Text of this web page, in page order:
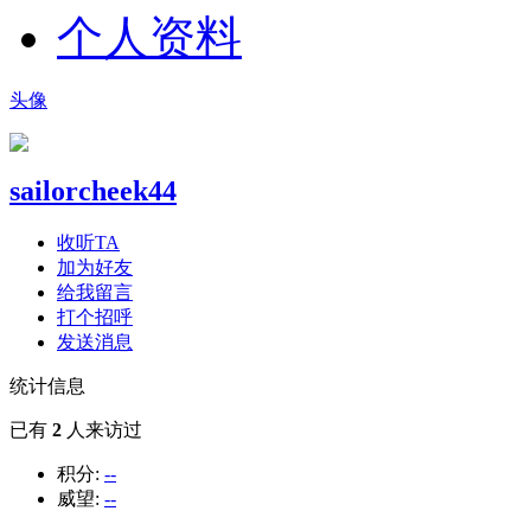
个人资料
头像
sailorcheek44
收听TA
加为好友
给我留言
打个招呼
发送消息
统计信息
已有 2 人来访过
积分: --
威望: --